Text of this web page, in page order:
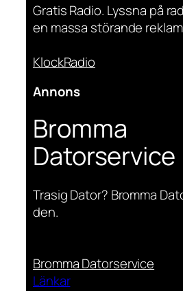
Gratis Radio. Lyssna på
en massa störande
KlockRadio
Annons
Bromma
Datorservice
Trasig Dator? Bromma
den.
Bromma Datorservice
Länkar